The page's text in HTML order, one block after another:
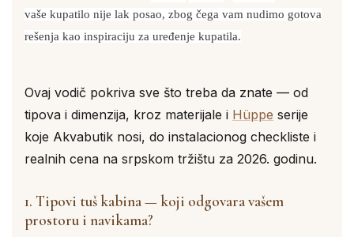
vaše kupatilo nije lak posao, zbog čega vam nudimo gotova
rešenja kao inspiraciju za uređenje kupatila.
Ovaj vodič pokriva sve što treba da znate — od
tipova i dimenzija, kroz materijale i Hüppe serije
koje Akvabutik nosi, do instalacionog checkliste i
realnih cena na srpskom tržištu za 2026. godinu.
1. Tipovi tuš kabina — koji odgovara vašem
prostoru i navikama?